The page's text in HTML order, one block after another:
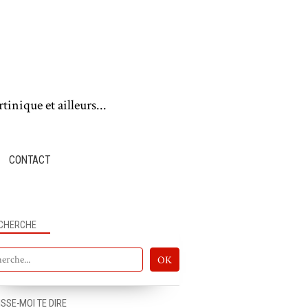
et ailleurs...
CONTACT
MOI TE DIRE